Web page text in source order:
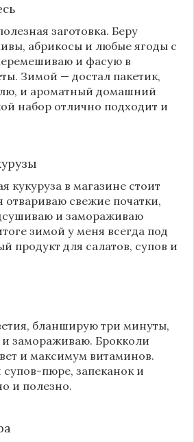
заготовка. Беру
абрикосы и любые ягоды с
и фасую в
Зимой — достал пакетик,
и ароматный домашний
набор отлично подходит и
кукуруза в магазине стоит
отвариваю свежие початки,
и замораживаю
зимой у меня всегда под
продукт для салатов, супов и
бланширую три минуты,
замораживаю. Брокколи
и максимум витаминов.
пюре, запеканок и
и полезно.